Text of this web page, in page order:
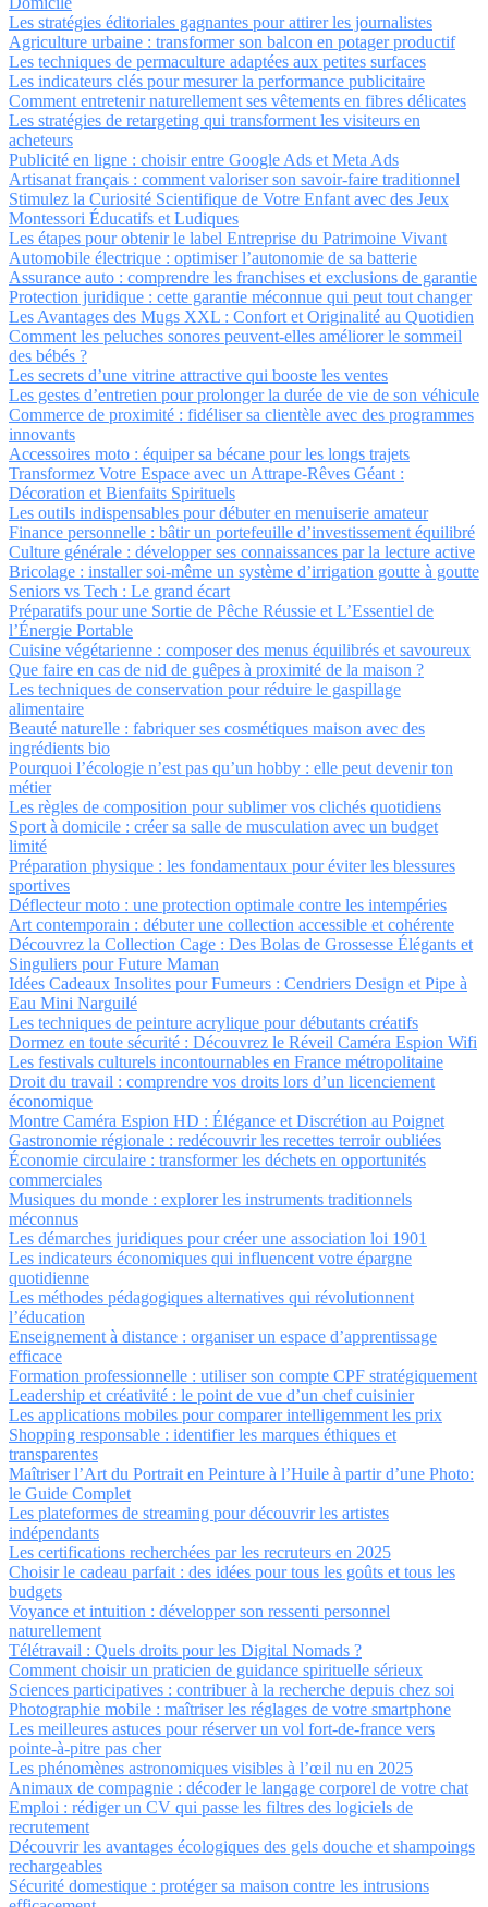
Les stratégies éditoriales gagnantes pour attirer les journalistes
Agriculture urbaine : transformer son balcon en potager productif
Les techniques de permaculture adaptées aux petites surfaces
Les indicateurs clés pour mesurer la performance publicitaire
Comment entretenir naturellement ses vêtements en fibres délicates
Les stratégies de retargeting qui transforment les visiteurs en
acheteurs
Publicité en ligne : choisir entre Google Ads et Meta Ads
Artisanat français : comment valoriser son savoir-faire traditionnel
Stimulez la Curiosité Scientifique de Votre Enfant avec des Jeux
Montessori Éducatifs et Ludiques
Les étapes pour obtenir le label Entreprise du Patrimoine Vivant
Automobile électrique : optimiser l’autonomie de sa batterie
Assurance auto : comprendre les franchises et exclusions de garantie
Protection juridique : cette garantie méconnue qui peut tout changer
Les Avantages des Mugs XXL : Confort et Originalité au Quotidien
Comment les peluches sonores peuvent-elles améliorer le sommeil
des bébés ?
Les secrets d’une vitrine attractive qui booste les ventes
Les gestes d’entretien pour prolonger la durée de vie de son véhicule
Commerce de proximité : fidéliser sa clientèle avec des programmes
innovants
Accessoires moto : équiper sa bécane pour les longs trajets
Transformez Votre Espace avec un Attrape-Rêves Géant :
Décoration et Bienfaits Spirituels
Les outils indispensables pour débuter en menuiserie amateur
Finance personnelle : bâtir un portefeuille d’investissement équilibré
Culture générale : développer ses connaissances par la lecture active
Bricolage : installer soi-même un système d’irrigation goutte à goutte
Seniors vs Tech : Le grand écart
Préparatifs pour une Sortie de Pêche Réussie et L’Essentiel de
l’Énergie Portable
Cuisine végétarienne : composer des menus équilibrés et savoureux
Que faire en cas de nid de guêpes à proximité de la maison ?
Les techniques de conservation pour réduire le gaspillage
alimentaire
Beauté naturelle : fabriquer ses cosmétiques maison avec des
ingrédients bio
Pourquoi l’écologie n’est pas qu’un hobby : elle peut devenir ton
métier
Les règles de composition pour sublimer vos clichés quotidiens
Sport à domicile : créer sa salle de musculation avec un budget
limité
Préparation physique : les fondamentaux pour éviter les blessures
sportives
Déflecteur moto : une protection optimale contre les intempéries
Art contemporain : débuter une collection accessible et cohérente
Découvrez la Collection Cage : Des Bolas de Grossesse Élégants et
Singuliers pour Future Maman
Idées Cadeaux Insolites pour Fumeurs : Cendriers Design et Pipe à
Eau Mini Narguilé
Les techniques de peinture acrylique pour débutants créatifs
Dormez en toute sécurité : Découvrez le Réveil Caméra Espion Wifi
Les festivals culturels incontournables en France métropolitaine
Droit du travail : comprendre vos droits lors d’un licenciement
économique
Montre Caméra Espion HD : Élégance et Discrétion au Poignet
Gastronomie régionale : redécouvrir les recettes terroir oubliées
Économie circulaire : transformer les déchets en opportunités
commerciales
Musiques du monde : explorer les instruments traditionnels
méconnus
Les démarches juridiques pour créer une association loi 1901
Les indicateurs économiques qui influencent votre épargne
quotidienne
Les méthodes pédagogiques alternatives qui révolutionnent
l’éducation
Enseignement à distance : organiser un espace d’apprentissage
efficace
Formation professionnelle : utiliser son compte CPF stratégiquement
Leadership et créativité : le point de vue d’un chef cuisinier
Les applications mobiles pour comparer intelligemment les prix
Shopping responsable : identifier les marques éthiques et
transparentes
Maîtriser l’Art du Portrait en Peinture à l’Huile à partir d’une Photo:
le Guide Complet
Les plateformes de streaming pour découvrir les artistes
indépendants
Les certifications recherchées par les recruteurs en 2025
Choisir le cadeau parfait : des idées pour tous les goûts et tous les
budgets
Voyance et intuition : développer son ressenti personnel
naturellement
Télétravail : Quels droits pour les Digital Nomads ?
Comment choisir un praticien de guidance spirituelle sérieux
Sciences participatives : contribuer à la recherche depuis chez soi
Photographie mobile : maîtriser les réglages de votre smartphone
Les meilleures astuces pour réserver un vol fort-de-france vers
pointe-à-pitre pas cher
Les phénomènes astronomiques visibles à l’œil nu en 2025
Animaux de compagnie : décoder le langage corporel de votre chat
Emploi : rédiger un CV qui passe les filtres des logiciels de
recrutement
Découvrir les avantages écologiques des gels douche et shampoings
rechargeables
Sécurité domestique : protéger sa maison contre les intrusions